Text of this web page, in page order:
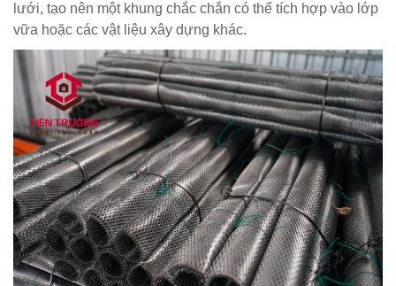
lưới, tạo nên một khung chắc chắn có thể tích hợp vào lớp
vữa hoặc các vật liệu xây dựng khác.